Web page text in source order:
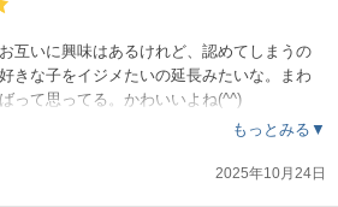
互いに興味はあるけれど、認めてしまうの
きな子をイジメたいの延長みたいな。まわ
って思ってる。かわいいよね(^^)
もっとみる▼
2025年10月24日